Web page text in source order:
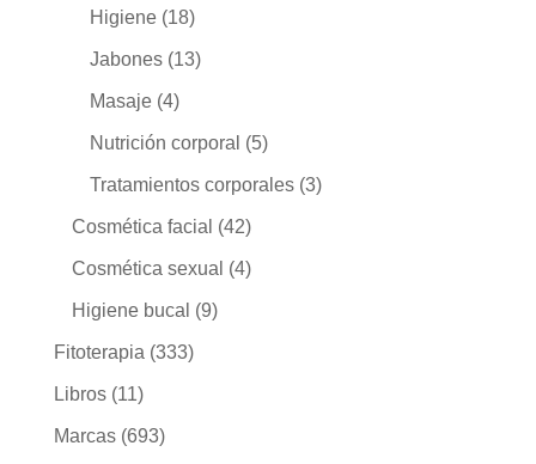
Higiene (18)
Jabones (13)
Masaje (4)
Nutrición corporal (5)
Tratamientos corporales (3)
Cosmética facial (42)
Cosmética sexual (4)
Higiene bucal (9)
Fitoterapia (333)
Libros (11)
Marcas (693)